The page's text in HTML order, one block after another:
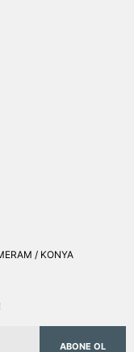
/ KONYA
ABONE OL